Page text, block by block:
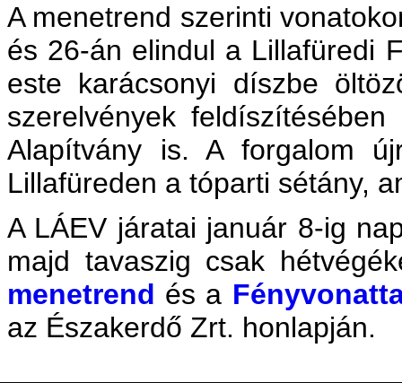
A menetrend szerinti
és 26-án elindul a Lillafüredi
este karácsonyi díszbe
szerelvények
Alapítvány is. A forgalom
Lillafüreden a tóparti sétány,
A LÁEV járatai január 8-ig
majd tavaszig csak
menetrend és a
az Északerdő Zrt. honlapján.